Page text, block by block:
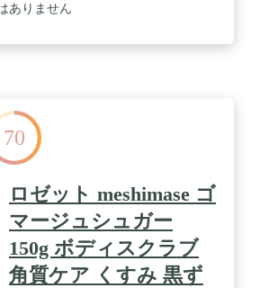
ありません
70
ロゼット meshimase ゴ
マージュシュガー
150g ボディスクラブ
角質ケア くすみ 黒ず